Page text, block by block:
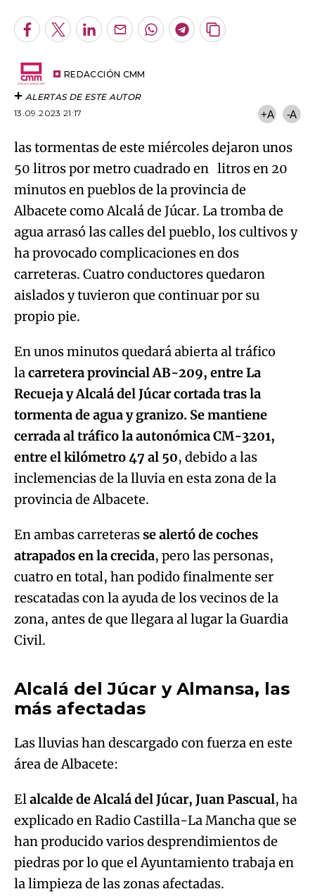
Facebook
TwitterLinkedInEnviarWhatsapp
Telegram
Copiar
REDACCIÓN CMM
ALERTAS DE ESTE AUTOR
13.09.2023 21:17
+A -A
las tormentas de este miércoles dejaron unos
50 litros por metro cuadrado en litros en 20
minutos en pueblos de la provincia de
Albacete como Alcalá de Júcar. La tromba de
agua arrasó las calles del pueblo, los cultivos y
ha provocado complicaciones en dos
carreteras. Cuatro conductores quedaron
aislados y tuvieron que continuar por su
propio pie.
En unos minutos quedará abierta al tráfico
lacarretera provincial AB-209, entre La
Recueja y Alcalá del Júcar cortada tras la
tormenta de agua y granizo. Se mantiene
cerrada al tráfico la autonómica CM-3201,
entre el kilómetro 47 al 50, debido a las
inclemencias de la lluvia en esta zona de la
provincia de Albacete.
En ambas carreterasse alertó de coches
atrapados en la crecida, pero las personas,
cuatro en total, han podido finalmente ser
rescatadas con la ayuda de los vecinos de la
zona, antes de que llegara al lugar la Guardia
Civil.
Try again
Alcalá del Júcar y Almansa, las
más afectadas
Las lluvias han descargado con fuerza en este
área de Albacete:
Elalcalde de Alcalá del Júcar, Juan Pascual, ha
explicado en Radio Castilla-La Mancha que se
han producido varios desprendimientos de
piedras por lo que el Ayuntamiento trabaja en
la limpieza de las zonas afectadas.